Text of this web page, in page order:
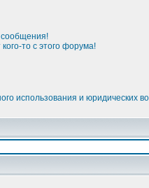
то с этого форума!
использования и юридических